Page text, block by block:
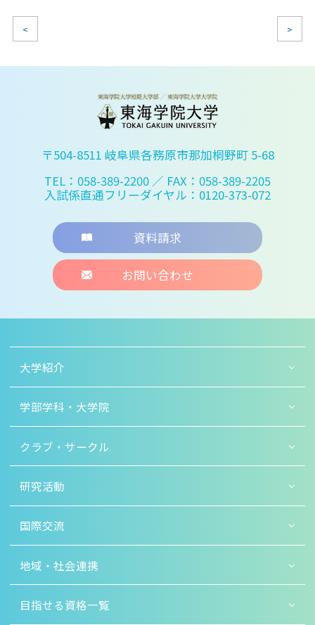
< >
〒504-8511 岐阜県各務原市那加桐野町 5-68
TEL：058-389-2200 ／ FAX：058-389-2205
入試係直通フリーダイヤル：0120-373-072
資料請求
お問い合わせ
大学紹介
学部学科・大学院
クラブ・サークル
研究活動
国際交流
地域・社会連携
目指せる資格一覧